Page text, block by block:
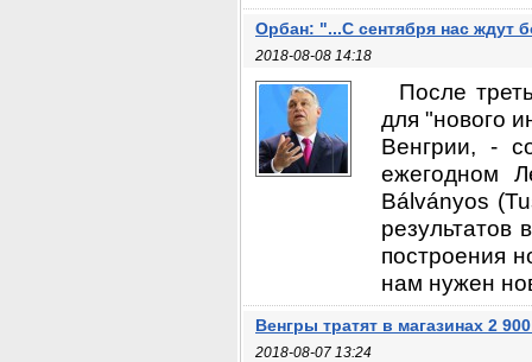
Орбан: "...С сентября нас ждут
2018-08-08 14:18
После
для "нового
Венгрии, -
ежегодном
Bálványos
результатов
построения
нам нужен
Венгры тратят в магазинах 2
2018-08-07 13:24